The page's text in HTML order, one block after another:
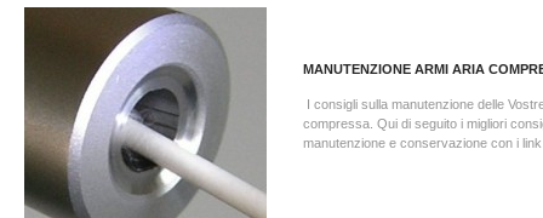
MANUTENZIONE ARMI ARIA
I consigli sulla manutenzione delle
compressa. Qui di seguito i migliori
manutenzione e conservazione con i